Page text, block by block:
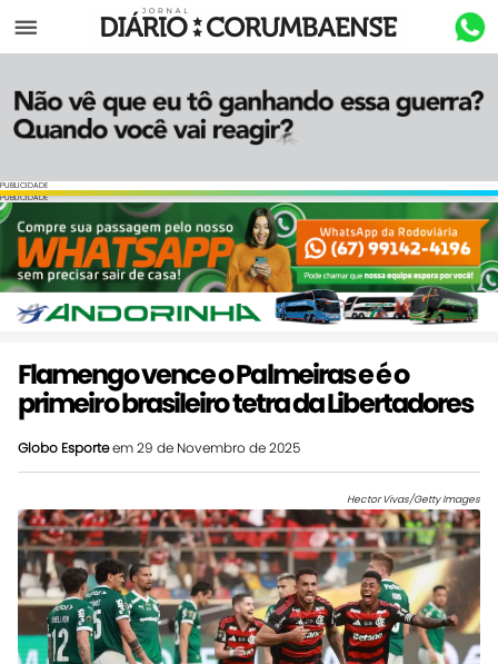
Menu
PUBLICIDADE
PUBLICIDADE
Flamengo vence o Palmeiras e é o
primeiro brasileiro tetra da Libertadores
Globo Esporteem 29 de Novembro de 2025
Hector Vivas/Getty Images